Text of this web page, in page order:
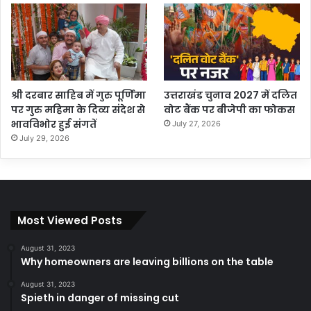
श्री दरबार साहिब में गुरु पूर्णिमा
पर गुरु महिमा के दिव्य संदेश से
भावविभोर हुई संगतें
July 29, 2026
उत्तराखंड चुनाव 2027 में दलित
वोट बैंक पर बीजेपी का फोकस
July 27, 2026
Most Viewed Posts
August 31, 2023
Why homeowners are leaving billions on the table
August 31, 2023
Spieth in danger of missing cut